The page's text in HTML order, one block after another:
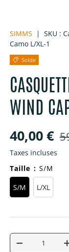
SIMMS | SKU :
Camo L/XL-1
Solde
WIND
Prix
40,00 €
Taxes incluses
Taille : S/M
S/M L/XL
Qté
Diminuer la